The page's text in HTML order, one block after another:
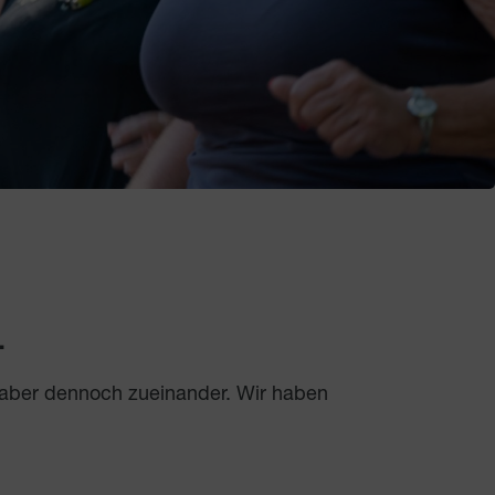
dennoch zueinander. Wir haben